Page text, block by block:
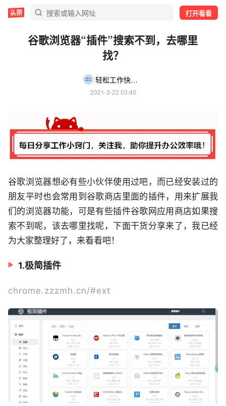
打开看看
谷歌浏览器“插件”搜索不到，去哪里
找？
轻松工作快乐生活
2021-3-22 03:40
谷歌浏览器想必有些小伙伴使用过吧，而已经安装过的
朋友平时也会常用到谷歌商店里面的插件，用来扩展我
们的浏览器功能，可是有些插件谷歌网应用商店如果搜
索不到呢，该去哪里找呢，下面干货分享来了，我已经
为大家整理好了，来看看吧！
1.极简插件
chrome.zzzmh.cn/#ext